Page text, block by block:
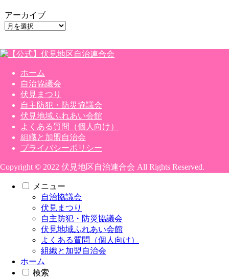
アーカイブ
ホーム
自治協議会
伏見まつり
自主防犯・防災協議会
伏見地域ふれあい会館
よくある質問（個人向け）
組織と加盟自治会
プライバシーポリシー
Copyright © 2022 伏見地区自治連合会 All Rights Reserved.
メニュー
自治協議会
伏見まつり
自主防犯・防災協議会
伏見地域ふれあい会館
よくある質問（個人向け）
組織と加盟自治会
ホーム
検索